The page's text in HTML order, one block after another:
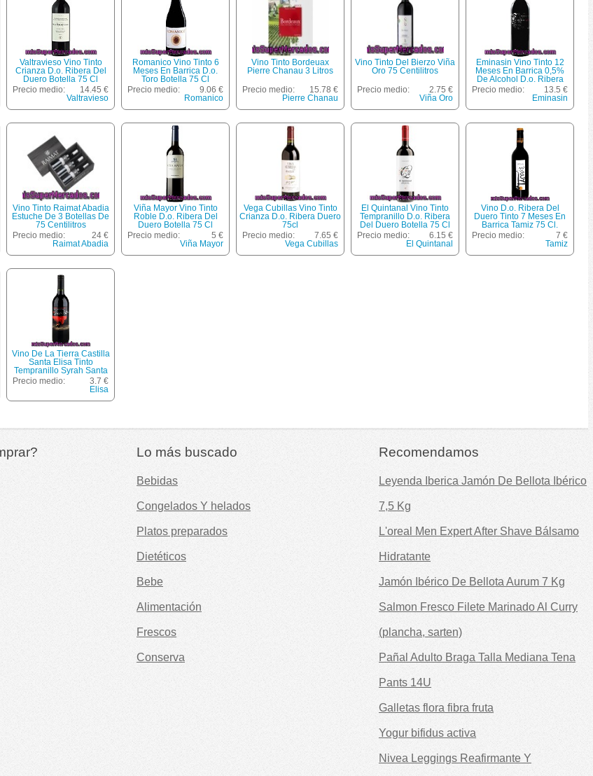
Valtravieso Vino Tinto
Crianza D.o. Ribera Del
Duero Botella 75 Cl
Precio medio:
14.45 €
Valtravieso
Romanico Vino Tinto 6
Meses En Barrica D.o.
Toro Botella 75 Cl
Precio medio:
9.06 €
Romanico
Vino Tinto Bordeuax
Pierre Chanau 3 Litros
Precio medio:
15.78 €
Pierre Chanau
Vino Tinto Del Bierzo Viña
Oro 75 Centilitros
Precio medio:
2.75 €
Viña Oro
Eminasin Vino Tinto 12
Meses En Barrica 0,5%
De Alcohol D.o. Ribera
Del Duero Botella 75 Cl
Precio medio:
13.5 €
Eminasin
Vino Tinto Raimat Abadia
Estuche De 3 Botellas De
75 Centilitros
Precio medio:
24 €
Raimat Abadia
Viña Mayor Vino Tinto
Roble D.o. Ribera Del
Duero Botella 75 Cl
Precio medio:
5 €
Viña Mayor
Vega Cubillas Vino Tinto
Crianza D.o. Ribera Duero
75cl
Precio medio:
7.65 €
Vega Cubillas
El Quintanal Vino Tinto
Tempranillo D.o. Ribera
Del Duero Botella 75 Cl
Precio medio:
6.15 €
El Quintanal
Vino D.o. Ribera Del
Duero Tinto 7 Meses En
Barrica Tamiz 75 Cl.
Precio medio:
7 €
Tamiz
Vino De La Tierra Castilla
Santa Elisa Tinto
Tempranillo Syrah Santa
Elisa 75 Cl.
Precio medio:
3.7 €
Elisa
Lo más buscado
Bebidas
Congelados Y helados
Platos preparados
Dietéticos
Bebe
Alimentación
Frescos
Conserva
Recomendamos
Leyenda Iberica Jamón De Bellota Ibérico
7,5 Kg
L'oreal Men Expert After Shave Bálsamo
Hidratante
Jamón Ibérico De Bellota Aurum 7 Kg
Salmon Fresco Filete Marinado Al Curry
(plancha, sarten)
Pañal Adulto Braga Talla Mediana Tena
Pants 14U
Galletas flora fibra fruta
Yogur bifidus activa
Nivea Leggings Reafirmante Y